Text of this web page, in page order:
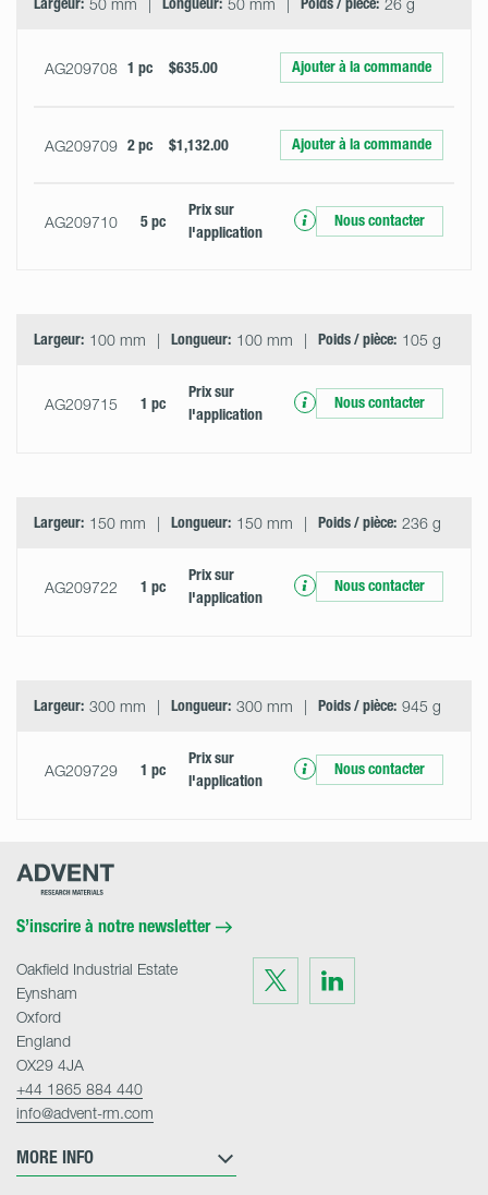
Largeur: 50 mm Longueur: 50 mm Poids / pièce: 26 g
AG209708 1 pc $635.00 Ajouter à la commande
AG209709 2 pc $1,132.00 Ajouter à la commande
AG209710 5 pc
Prix ​​sur
l'application
Nous contacter
Largeur: 100 mm Longueur: 100 mm Poids / pièce: 105 g
AG209715 1 pc
Prix ​​sur
l'application
Nous contacter
Largeur: 150 mm Longueur: 150 mm Poids / pièce: 236 g
AG209722 1 pc
Prix ​​sur
l'application
Nous contacter
Largeur: 300 mm Longueur: 300 mm Poids / pièce: 945 g
AG209729 1 pc
Prix ​​sur
l'application
Nous contacter
Advent
S’inscrire à notre newsletter
Visit
us
on
Twitter
Visit
on
LinkedIn
MORE INFO
Oakfield Industrial Estate
Eynsham
Oxford
England
OX29 4JA
+44 1865 884 440
info@advent-rm.com